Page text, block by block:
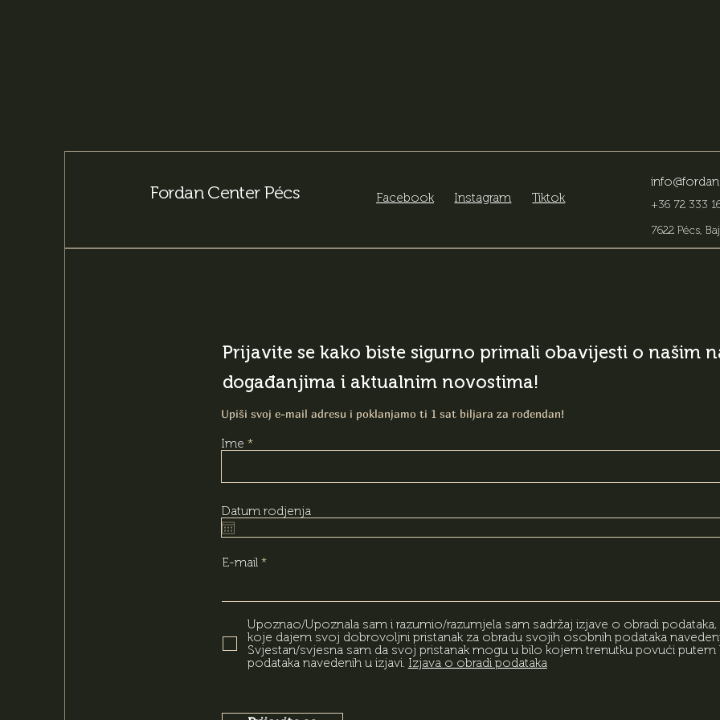
Fordan Center Pécs Facebook Instagram Tiktok
+36 72 333
7622 Pécs,
Prijavite se kako biste sigurno primali obavijesti o našim
događanjima i aktualnim novostima!
Upiši svoj e-mail adresu i poklanjamo ti 1 sat biljara za rođendan!
Ime
Datum rodjenja
E-mail
Upoznao/Upoznala sam i razumio/razumjela sam sadržaj izjave o obradi
koje dajem svoj dobrovoljni pristanak za obradu svojih osobnih podataka
Svjestan/svjesna sam da svoj pristanak mogu u bilo kojem trenutku povući putem
podataka navedenih u izjavi. Izjava o obradi podataka